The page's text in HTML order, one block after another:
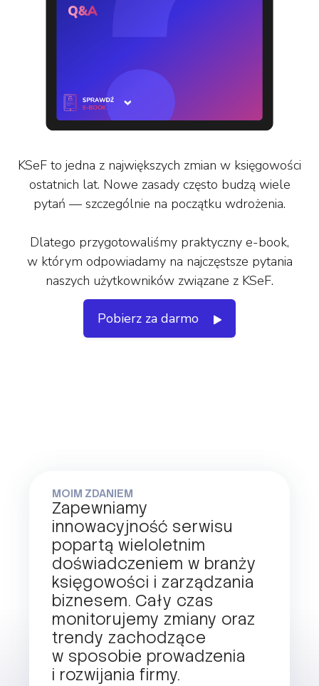
KSeF to jedna z największych zmian w księgowości
ostatnich lat. Nowe zasady często budzą wiele
pytań — szczególnie na początku wdrożenia.
Dlatego przygotowaliśmy praktyczny e-book,
w którym odpowiadamy na najczęstsze pytania
naszych użytkowników związane z KSeF.
Pobierz za darmo
MOIM ZDANIEM
Zapewniamy
innowacyjność serwisu
popartą wieloletnim
doświadczeniem w branży
księgowości i zarządzania
biznesem. Cały czas
monitorujemy zmiany oraz
trendy zachodzące
w sposobie prowadzenia
i rozwijania firmy.